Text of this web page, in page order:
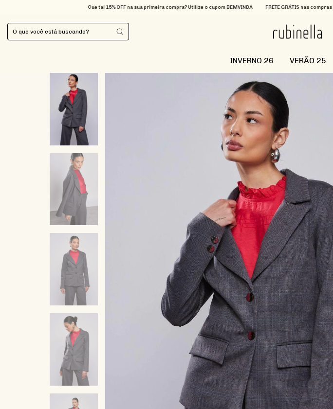
Que tal 15% OFF na sua primeira compra? Utilize o cupom BEMVINDA FRETE GRÁTIS nas compras acima de R$699
INVERNO 26 VERÃO 25